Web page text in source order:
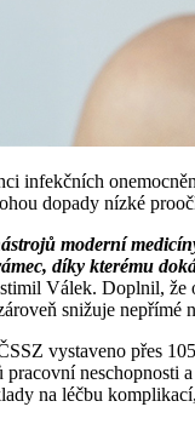
infekčních
dopady nízké
moderní
díky kterému
Válek. Doplnil, že
snižuje
vystaveno přes
neschopnosti
na léčbu